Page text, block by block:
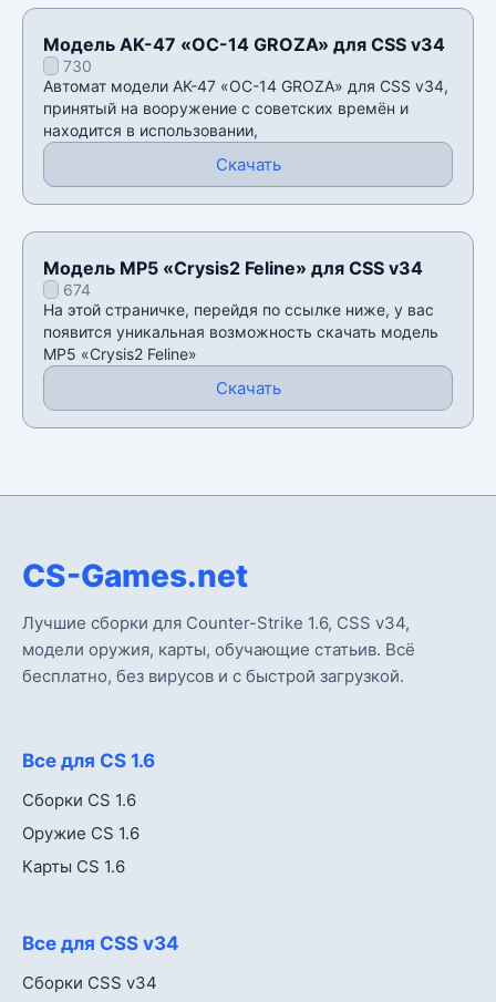
Модель AK-47 «OC-14 GROZA» для CSS v34
730
Автомат модели AK-47 «OC-14 GROZA» для CSS v34,
принятый на вооружение с советских времён и
находится в использовании,
Скачать
Модель MP5 «Crysis2 Feline» для CSS v34
674
На этой страничке, перейдя по ссылке ниже, у вас
появится уникальная возможность скачать модель
MP5 «Crysis2 Feline»
Скачать
CS-Games.net
Лучшие сборки для Counter-Strike 1.6, CSS v34,
модели оружия, карты, обучающие статьив. Всё
бесплатно, без вирусов и с быстрой загрузкой.
Все для CS 1.6
Сборки CS 1.6
Оружие CS 1.6
Карты CS 1.6
Все для CSS v34
Сборки CSS v34